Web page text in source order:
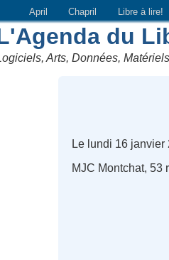
April Chapril Libre à lire!
du
Arts, Données,
Le lundi 16 janvier
MJC Montchat, 53